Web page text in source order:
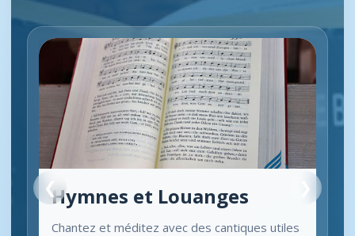
❮Hymnes et Louanges
Chantez et méditez avec des cantiques utiles
❯